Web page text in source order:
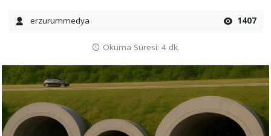
erzurummedya 1407
Okuma Süresi: 4 dk.